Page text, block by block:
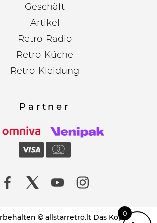
Geschäft
Artikel
Retro-Radio
Retro-Küche
Retro-Kleidung
Partner
© allstarretro.lt Das Kopieren
0